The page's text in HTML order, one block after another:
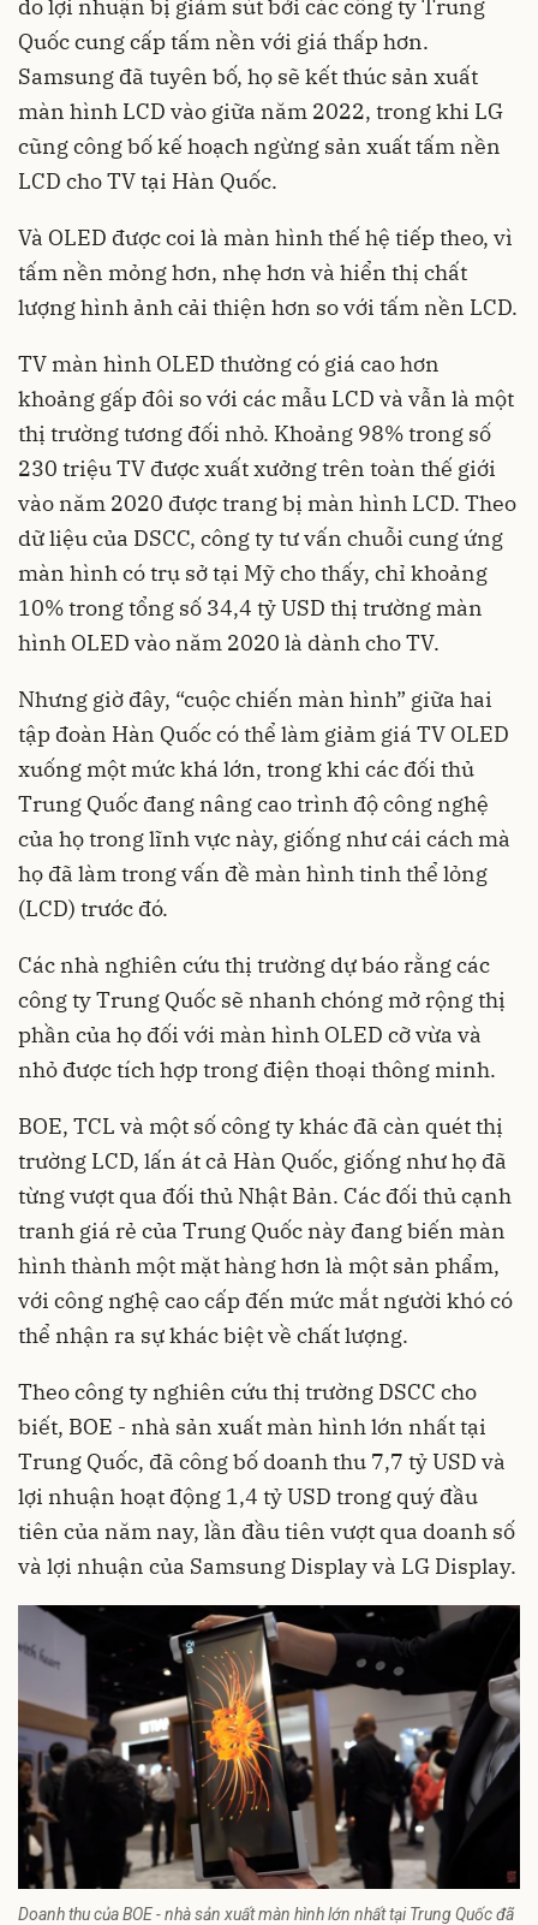
do lợi nhuận bị giảm sút bởi các công ty Trung
Quốc cung cấp tấm nền với giá thấp hơn.
Samsung đã tuyên bố, họ sẽ kết thúc sản xuất
màn hình LCD vào giữa năm 2022, trong khi LG
cũng công bố kế hoạch ngừng sản xuất tấm nền
LCD cho TV tại Hàn Quốc.
Và OLED được coi là màn hình thế hệ tiếp theo, vì
tấm nền mỏng hơn, nhẹ hơn và hiển thị chất
lượng hình ảnh cải thiện hơn so với tấm nền LCD.
TV màn hình OLED thường có giá cao hơn
khoảng gấp đôi so với các mẫu LCD và vẫn là một
thị trường tương đối nhỏ. Khoảng 98% trong số
230 triệu TV được xuất xưởng trên toàn thế giới
vào năm 2020 được trang bị màn hình LCD. Theo
dữ liệu của DSCC, công ty tư vấn chuỗi cung ứng
màn hình có trụ sở tại Mỹ cho thấy, chỉ khoảng
10% trong tổng số 34,4 tỷ USD thị trường màn
hình OLED vào năm 2020 là dành cho TV.
Nhưng giờ đây, “cuộc chiến màn hình” giữa hai
tập đoàn Hàn Quốc có thể làm giảm giá TV OLED
xuống một mức khá lớn, trong khi các đối thủ
Trung Quốc đang nâng cao trình độ công nghệ
của họ trong lĩnh vực này, giống như cái cách mà
họ đã làm trong vấn đề màn hình tinh thể lỏng
(LCD) trước đó.
Các nhà nghiên cứu thị trường dự báo rằng các
công ty Trung Quốc sẽ nhanh chóng mở rộng thị
phần của họ đối với màn hình OLED cỡ vừa và
nhỏ được tích hợp trong điện thoại thông minh.
BOE, TCL và một số công ty khác đã càn quét thị
trường LCD, lấn át cả Hàn Quốc, giống như họ đã
từng vượt qua đối thủ Nhật Bản. Các đối thủ cạnh
tranh giá rẻ của Trung Quốc này đang biến màn
hình thành một mặt hàng hơn là một sản phẩm,
với công nghệ cao cấp đến mức mắt người khó có
thể nhận ra sự khác biệt về chất lượng.
Theo công ty nghiên cứu thị trường DSCC cho
biết, BOE - nhà sản xuất màn hình lớn nhất tại
Trung Quốc, đã công bố doanh thu 7,7 tỷ USD và
lợi nhuận hoạt động 1,4 tỷ USD trong quý đầu
tiên của năm nay, lần đầu tiên vượt qua doanh số
và lợi nhuận của Samsung Display và LG Display.
Doanh thu của BOE - nhà sản xuất màn hình lớn nhất tại Trung Quốc đã